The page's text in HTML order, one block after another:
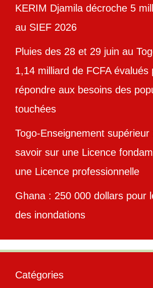
KERIM Djamila décroche 5
au SIEF 2026
Pluies des 28 et 29 juin au
1,14 milliard de FCFA évalués
répondre aux besoins des
touchées
Togo-Enseignement supérieur
savoir sur une Licence
une Licence professionnelle
Ghana : 250 000 dollars pour
des inondations
Catégories